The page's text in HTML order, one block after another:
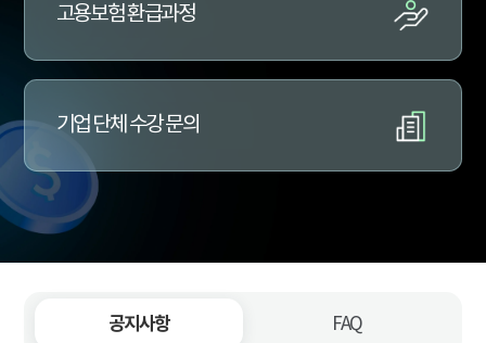
고용보험 환급과정
기업 단체 수강 문의
공지사항 FAQ